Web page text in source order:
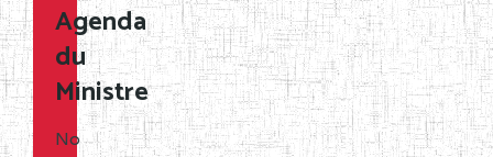
Agenda
du
Ministre
No